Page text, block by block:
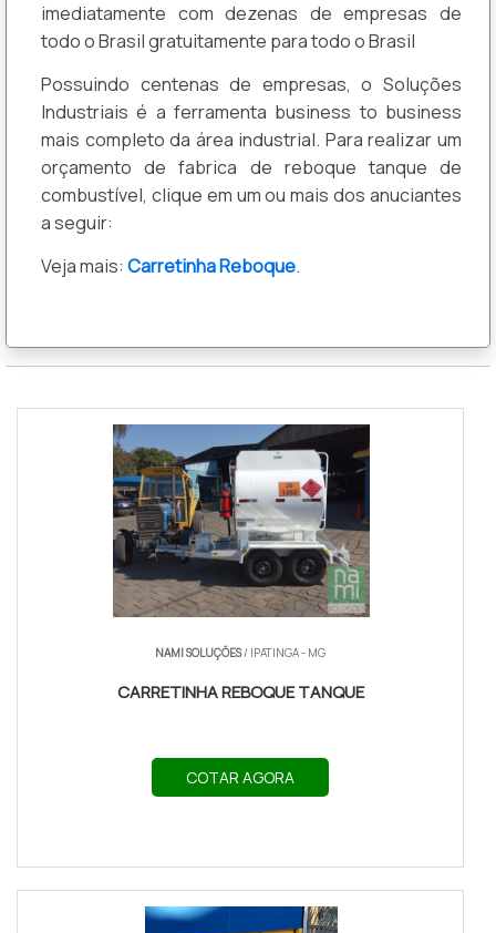
imediatamente com dezenas de empresas de
todo o Brasil gratuitamente para todo o Brasil
Possuindo centenas de empresas, o Soluções
Industriais é a ferramenta business to business
mais completo da área industrial. Para realizar um
orçamento de fabrica de reboque tanque de
combustível, clique em um ou mais dos anuciantes
a seguir:
Veja mais: Carretinha Reboque.
NAMI SOLUÇÕES/ IPATINGA - MG
CARRETINHA REBOQUE TANQUE
COTAR AGORA